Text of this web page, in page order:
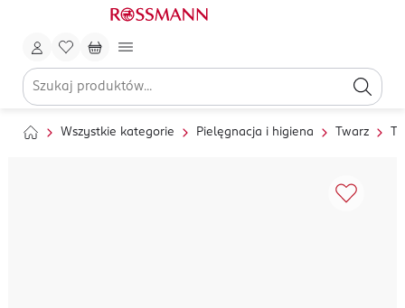
Wszystkie kategorie Pielęgnacja i higiena Twarz